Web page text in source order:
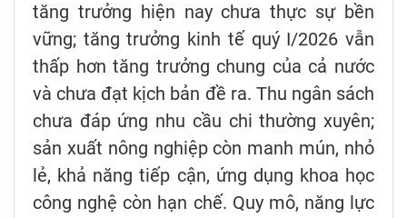
tăng trưởng hiện nay chưa thực sự bền
vững; tăng trưởng kinh tế quý I/2026 vẫn
thấp hơn tăng trưởng chung của cả nước
và chưa đạt kịch bản đề ra. Thu ngân sách
chưa đáp ứng nhu cầu chi thường xuyên;
sản xuất nông nghiệp còn manh mún, nhỏ
lẻ, khả năng tiếp cận, ứng dụng khoa học
công nghệ còn hạn chế. Quy mô, năng lực